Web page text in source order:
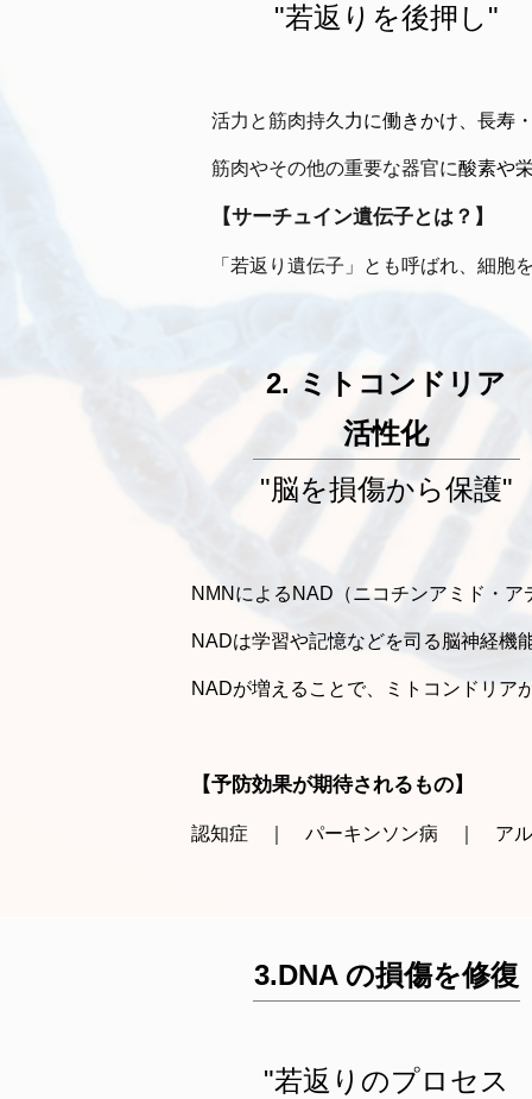
"若返りを後押し"
活力と筋肉持久力に働きかけ、長寿
筋肉やその他の重要な器官に酸素や
【サーチュイン遺伝子とは？】
「若返り遺伝子」とも呼ばれ、細
"若返りのプロセス
3.DNA の損傷を修復
2. ミトコンドリア
活性化
"脳を損傷から保護"
NMNによるNAD（ニコチンアミド・
NADは学習や記憶などを司る脳神経機
NADが増えることで、ミトコンドリア
【予防効果が期待されるもの】
認知症 ｜ パーキンソン病 ｜ アル